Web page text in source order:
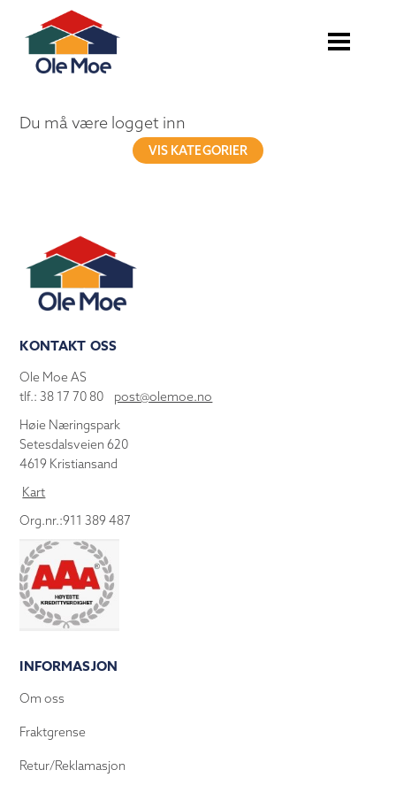
Du må være logget inn
VIS KATEGORIER
KONTAKT OSS
Ole Moe AS
tlf.: 38 17 70 80 post@olemoe.no
Høie Næringspark
Setesdalsveien 620
4619 Kristiansand
Kart
Org.nr.:911 389 487
INFORMASJON
Om oss
Fraktgrense
Retur/Reklamasjon